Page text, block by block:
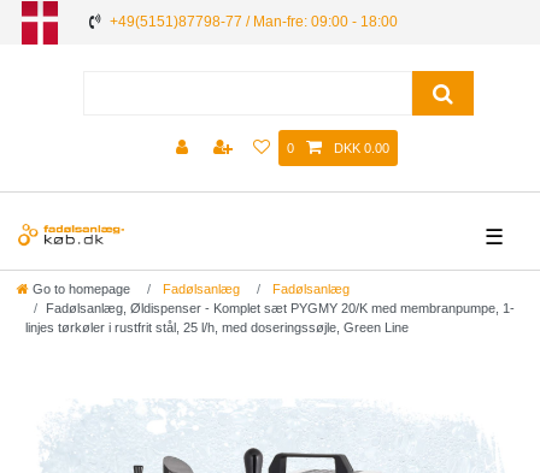
+49(5151)87798-77 / Man-fre: 09:00 - 18:00
0 DKK 0.00
☰
Go to homepage Fadølsanlæg
Fadølsanlæg
Fadølsanlæg, Øldispenser - Komplet sæt PYGMY 20/K med membranpumpe, 1-
linjes tørkøler i rustfrit stål, 25 l/h, med doseringssøjle, Green Line